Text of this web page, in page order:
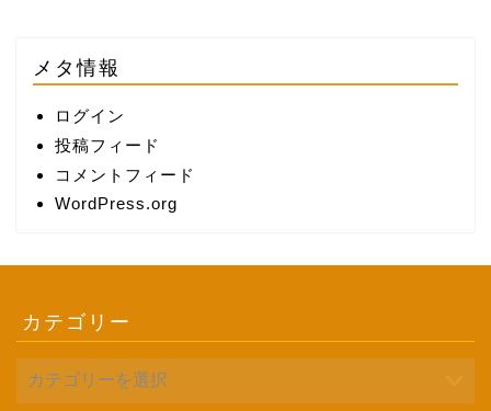
メタ情報
ログイン
投稿フィード
コメントフィード
WordPress.org
カテゴリー